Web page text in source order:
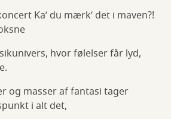
Ka’ du mærk’ det i maven?!
hvor følelser får lyd,
og masser af fantasi tager
i alt det,